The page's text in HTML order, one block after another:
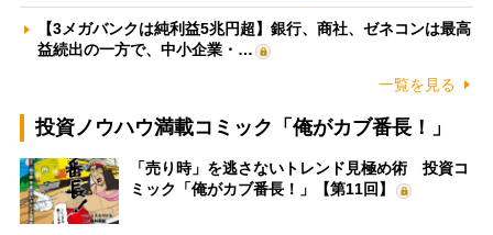
【3メガバンクは純利益5兆円超】銀行、商社、ゼネコンは最高
益続出の一方で、中小企業・…
一覧を見る
投資ノウハウ満載コミック「俺がカブ番長！」
「売り時」を逃さないトレンド見極め術 投資コ
ミック「俺がカブ番長！」【第11回】